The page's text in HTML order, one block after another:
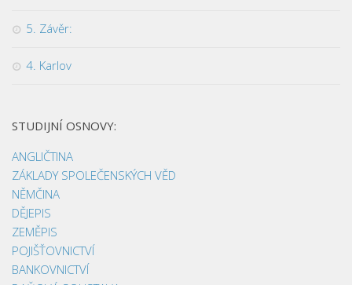
5. Závěr:
4. Karlov
STUDIJNÍ OSNOVY:
ANGLIČTINA
ZÁKLADY SPOLEČENSKÝCH VĚD
NĚMČINA
DĚJEPIS
ZEMĚPIS
POJIŠŤOVNICTVÍ
BANKOVNICTVÍ